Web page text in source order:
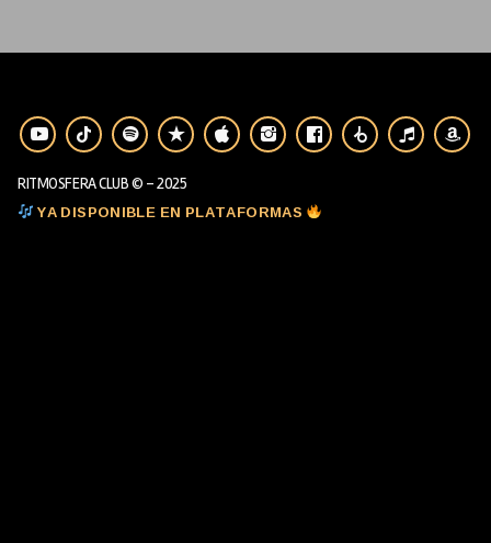
RITMOSFERA CLUB © - 2025
YA DISPONIBLE EN PLATAFORMAS